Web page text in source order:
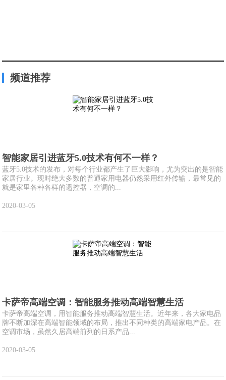
频道推荐
智能家居引进蓝牙5.0技术有何不一样？
蓝牙5.0技术的发布，对每个行业都产生了巨大影响，尤为突出的是智能
家居行业。现时绝大多数的普通家用电器仍然采用红外传输，最常见的
就是家里各种各样的遥控器，空调的...
2020-03-05
卡萨帝高端空调：智能服务推动高端智慧生活
卡萨帝高端空调，用智能服务推动高端智慧生活。近年来，各大家电品
牌不断加深在高端智能领域的布局，推出不同种类的高端家电产品。在
空调市场，虽然久居高端前列的日系产品...
2020-03-05